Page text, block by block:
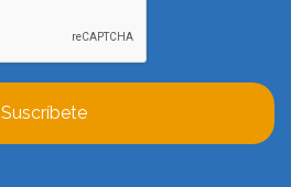
Suscríbete